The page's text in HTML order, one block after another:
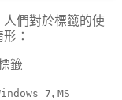
們對於標籤的使
：
籤
7, MS